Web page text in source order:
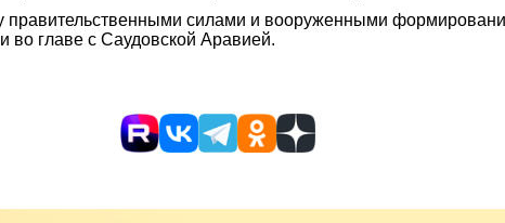
силами и вооруженными
во главе с Саудовской Аравией.